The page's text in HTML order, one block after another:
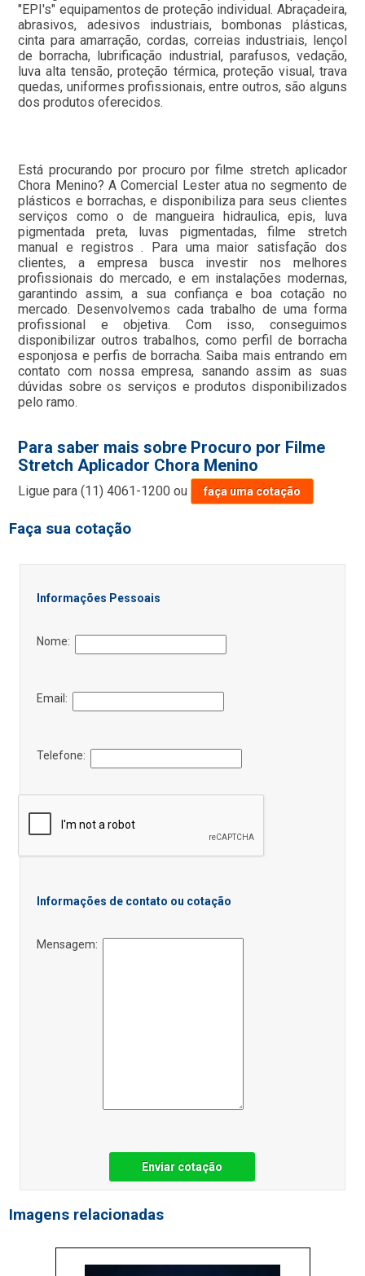
"EPI's" equipamentos de proteção individual. Abraçadeira,
abrasivos, adesivos industriais, bombonas plásticas,
cinta para amarração, cordas, correias industriais, lençol
de borracha, lubrificação industrial, parafusos, vedação,
luva alta tensão, proteção térmica, proteção visual, trava
quedas, uniformes profissionais, entre outros, são alguns
dos produtos oferecidos.
Está procurando por procuro por filme stretch aplicador
Chora Menino? A Comercial Lester atua no segmento de
plásticos e borrachas, e disponibiliza para seus clientes
serviços como o de mangueira hidraulica, epis, luva
pigmentada preta, luvas pigmentadas, filme stretch
manual e registros . Para uma maior satisfação dos
clientes, a empresa busca investir nos melhores
profissionais do mercado, e em instalações modernas,
garantindo assim, a sua confiança e boa cotação no
mercado. Desenvolvemos cada trabalho de uma forma
profissional e objetiva. Com isso, conseguimos
disponibilizar outros trabalhos, como perfil de borracha
esponjosa e perfis de borracha. Saiba mais entrando em
contato com nossa empresa, sanando assim as suas
dúvidas sobre os serviços e produtos disponibilizados
pelo ramo.
Para saber mais sobre Procuro por Filme
Stretch Aplicador Chora Menino
Ligue para(11) 4061-1200 ou faça uma cotação
Faça sua cotação
Informações Pessoais
Nome:
Email:
Telefone:
Informações de contato ou cotação
Mensagem:
Enviar cotação
Imagens relacionadas